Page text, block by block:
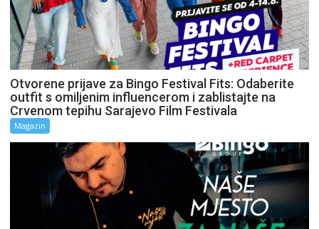
Otvorene prijave za Bingo Festival Fits: Odaberite
outfit s omiljenim influencerom i zablistajte na
Crvenom tepihu Sarajevo Film Festivala
Magazin